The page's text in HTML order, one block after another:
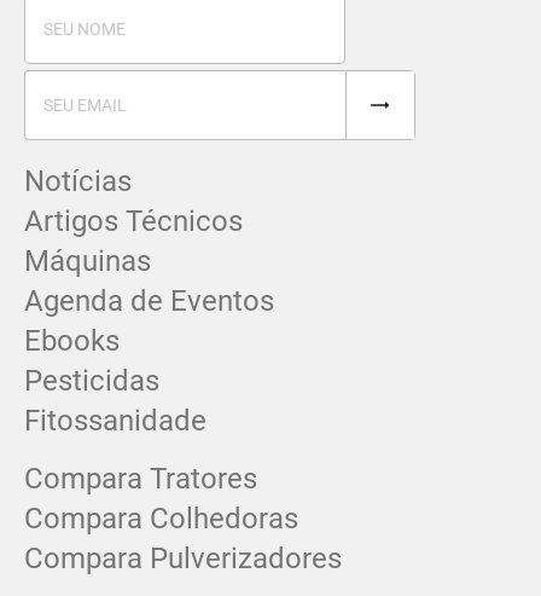
Notícias
Artigos Técnicos
Máquinas
Agenda de Eventos
Ebooks
Pesticidas
Fitossanidade
Compara Tratores
Compara Colhedoras
Compara Pulverizadores